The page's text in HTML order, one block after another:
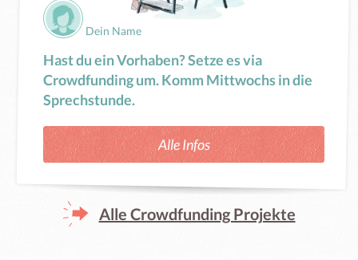
Dein Name
Hast du ein Vorhaben? Setze es via
Crowdfunding um. Komm Mittwochs in die
Sprechstunde.
Alle Infos
Alle Crowdfunding Projekte